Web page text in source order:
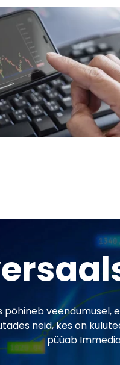
neid, kes on
püüab